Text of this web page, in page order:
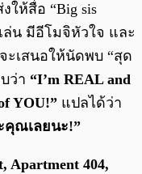
ห้สื่อ “Big sis
น มีอีโมจิหัวใจ และ
ะเสนอให้นัดพบ “สุด
ว่า “I’m REAL and
YOU!” แปลได้ว่า
คุณเลยนะ!”
Apartment 404,